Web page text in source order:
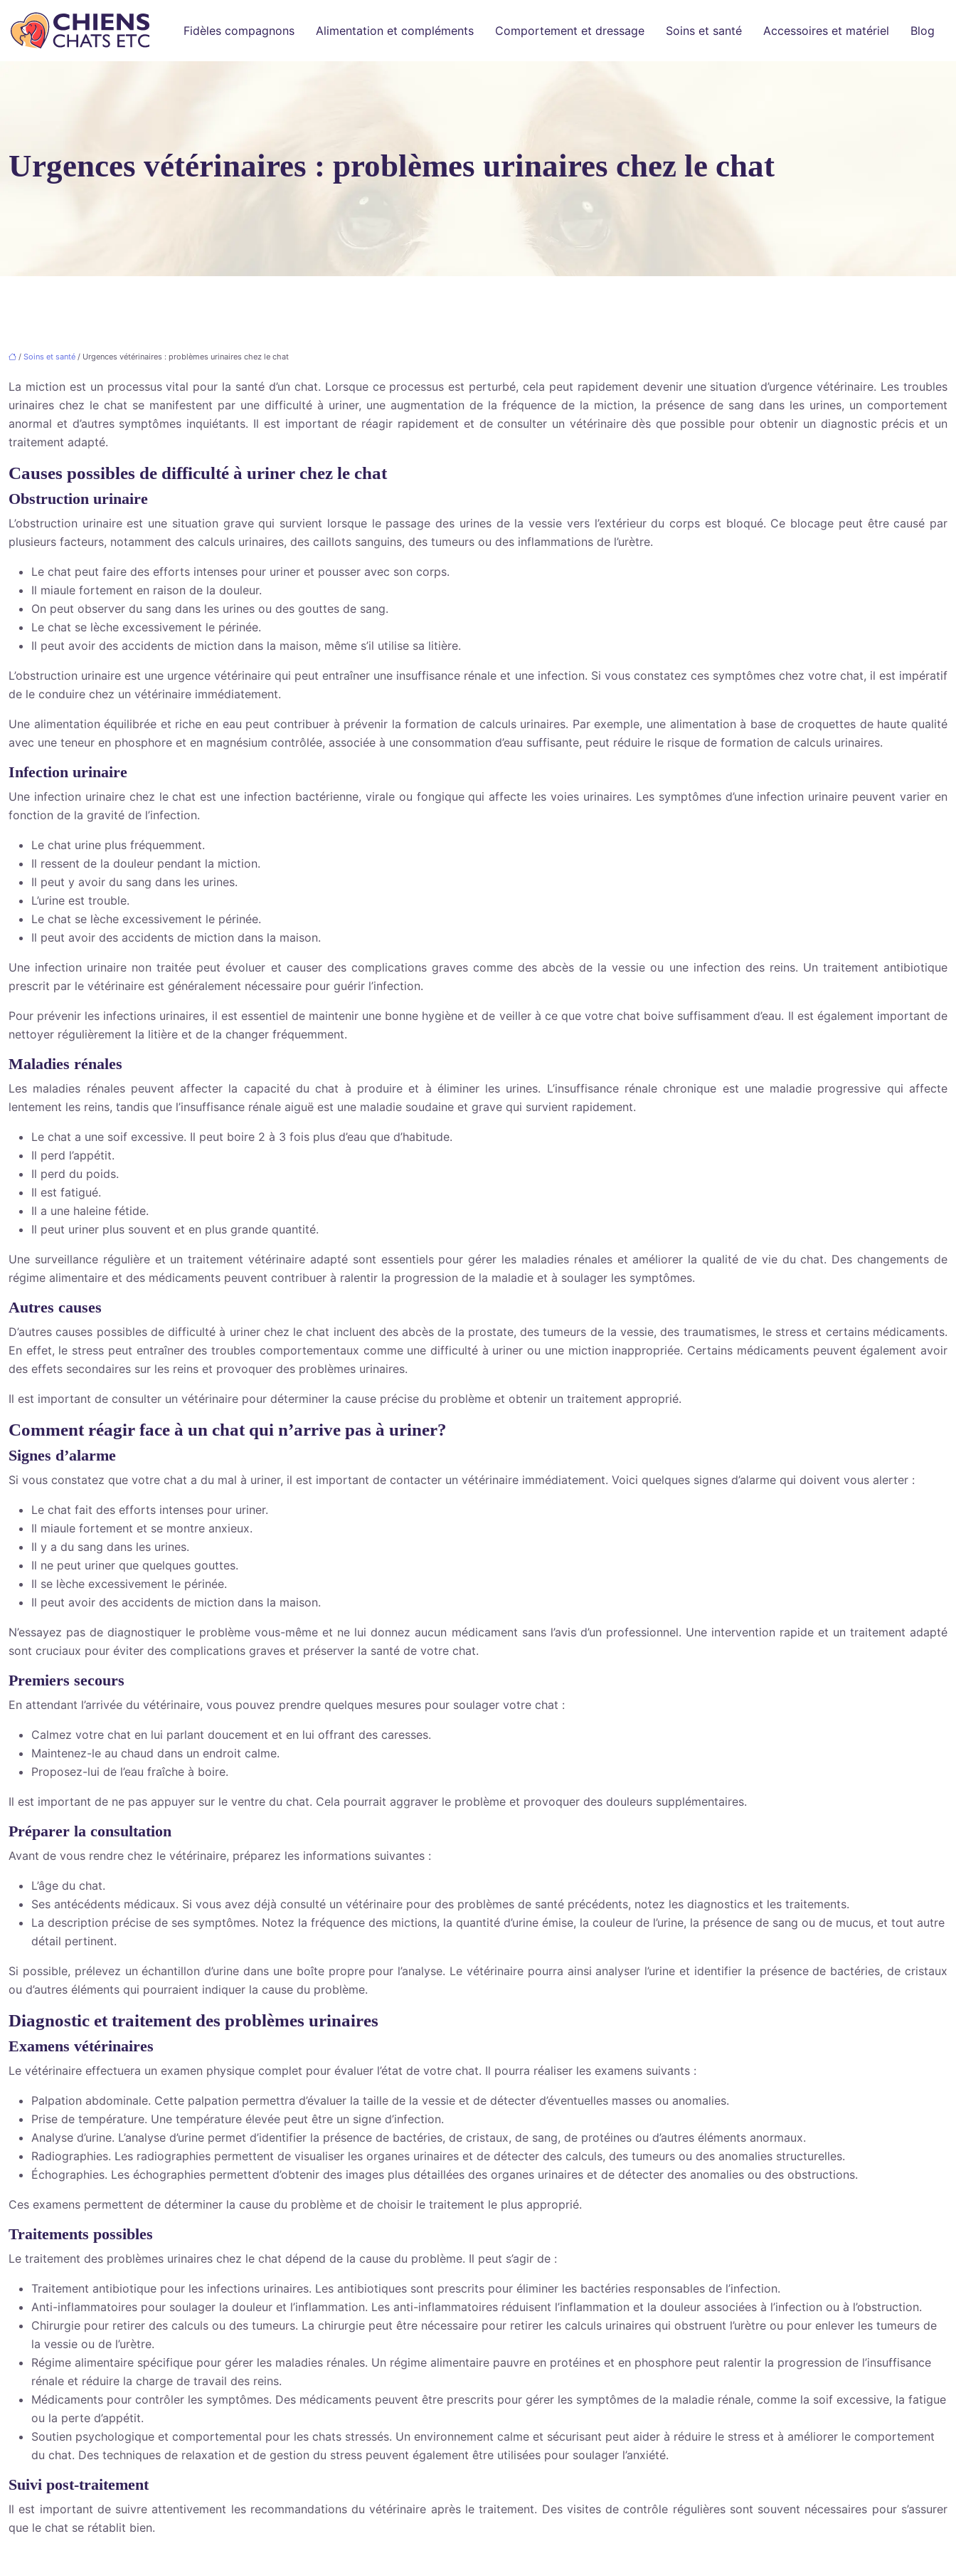
Fidèles compagnons Alimentation et compléments Comportement et dressage Soins et santé Accessoires et matériel Blog
Urgences vétérinaires : problèmes urinaires chez le chat
/ Soins et santé / Urgences vétérinaires : problèmes urinaires chez le chat
La miction est un processus vital pour la santé d’un chat. Lorsque ce processus est perturbé, cela peut rapidement devenir une situation d’urgence vétérinaire. Les troubles
urinaires chez le chat se manifestent par une difficulté à uriner, une augmentation de la fréquence de la miction, la présence de sang dans les urines, un comportement
anormal et d’autres symptômes inquiétants. Il est important de réagir rapidement et de consulter un vétérinaire dès que possible pour obtenir un diagnostic précis et un
traitement adapté.
Causes possibles de difficulté à uriner chez le chat
Obstruction urinaire
L’obstruction urinaire est une situation grave qui survient lorsque le passage des urines de la vessie vers l’extérieur du corps est bloqué. Ce blocage peut être causé par
plusieurs facteurs, notamment des calculs urinaires, des caillots sanguins, des tumeurs ou des inflammations de l’urètre.
Le chat peut faire des efforts intenses pour uriner et pousser avec son corps.
Il miaule fortement en raison de la douleur.
On peut observer du sang dans les urines ou des gouttes de sang.
Le chat se lèche excessivement le périnée.
Il peut avoir des accidents de miction dans la maison, même s’il utilise sa litière.
L’obstruction urinaire est une urgence vétérinaire qui peut entraîner une insuffisance rénale et une infection. Si vous constatez ces symptômes chez votre chat, il est impératif
de le conduire chez un vétérinaire immédiatement.
Une alimentation équilibrée et riche en eau peut contribuer à prévenir la formation de calculs urinaires. Par exemple, une alimentation à base de croquettes de haute qualité
avec une teneur en phosphore et en magnésium contrôlée, associée à une consommation d’eau suffisante, peut réduire le risque de formation de calculs urinaires.
Infection urinaire
Une infection urinaire chez le chat est une infection bactérienne, virale ou fongique qui affecte les voies urinaires. Les symptômes d’une infection urinaire peuvent varier en
fonction de la gravité de l’infection.
Le chat urine plus fréquemment.
Il ressent de la douleur pendant la miction.
Il peut y avoir du sang dans les urines.
L’urine est trouble.
Le chat se lèche excessivement le périnée.
Il peut avoir des accidents de miction dans la maison.
Une infection urinaire non traitée peut évoluer et causer des complications graves comme des abcès de la vessie ou une infection des reins. Un traitement antibiotique
prescrit par le vétérinaire est généralement nécessaire pour guérir l’infection.
Pour prévenir les infections urinaires, il est essentiel de maintenir une bonne hygiène et de veiller à ce que votre chat boive suffisamment d’eau. Il est également important de
nettoyer régulièrement la litière et de la changer fréquemment.
Maladies rénales
Les maladies rénales peuvent affecter la capacité du chat à produire et à éliminer les urines. L’insuffisance rénale chronique est une maladie progressive qui affecte
lentement les reins, tandis que l’insuffisance rénale aiguë est une maladie soudaine et grave qui survient rapidement.
Le chat a une soif excessive. Il peut boire 2 à 3 fois plus d’eau que d’habitude.
Il perd l’appétit.
Il perd du poids.
Il est fatigué.
Il a une haleine fétide.
Il peut uriner plus souvent et en plus grande quantité.
Une surveillance régulière et un traitement vétérinaire adapté sont essentiels pour gérer les maladies rénales et améliorer la qualité de vie du chat. Des changements de
régime alimentaire et des médicaments peuvent contribuer à ralentir la progression de la maladie et à soulager les symptômes.
Autres causes
D’autres causes possibles de difficulté à uriner chez le chat incluent des abcès de la prostate, des tumeurs de la vessie, des traumatismes, le stress et certains médicaments.
En effet, le stress peut entraîner des troubles comportementaux comme une difficulté à uriner ou une miction inappropriée. Certains médicaments peuvent également avoir
des effets secondaires sur les reins et provoquer des problèmes urinaires.
Il est important de consulter un vétérinaire pour déterminer la cause précise du problème et obtenir un traitement approprié.
Comment réagir face à un chat qui n’arrive pas à uriner?
Signes d’alarme
Si vous constatez que votre chat a du mal à uriner, il est important de contacter un vétérinaire immédiatement. Voici quelques signes d’alarme qui doivent vous alerter :
Le chat fait des efforts intenses pour uriner.
Il miaule fortement et se montre anxieux.
Il y a du sang dans les urines.
Il ne peut uriner que quelques gouttes.
Il se lèche excessivement le périnée.
Il peut avoir des accidents de miction dans la maison.
N’essayez pas de diagnostiquer le problème vous-même et ne lui donnez aucun médicament sans l’avis d’un professionnel. Une intervention rapide et un traitement adapté
sont cruciaux pour éviter des complications graves et préserver la santé de votre chat.
Premiers secours
En attendant l’arrivée du vétérinaire, vous pouvez prendre quelques mesures pour soulager votre chat :
Calmez votre chat en lui parlant doucement et en lui offrant des caresses.
Maintenez-le au chaud dans un endroit calme.
Proposez-lui de l’eau fraîche à boire.
Il est important de ne pas appuyer sur le ventre du chat. Cela pourrait aggraver le problème et provoquer des douleurs supplémentaires.
Préparer la consultation
Avant de vous rendre chez le vétérinaire, préparez les informations suivantes :
L’âge du chat.
Ses antécédents médicaux. Si vous avez déjà consulté un vétérinaire pour des problèmes de santé précédents, notez les diagnostics et les traitements.
La description précise de ses symptômes. Notez la fréquence des mictions, la quantité d’urine émise, la couleur de l’urine, la présence de sang ou de mucus, et tout autre
détail pertinent.
Si possible, prélevez un échantillon d’urine dans une boîte propre pour l’analyse. Le vétérinaire pourra ainsi analyser l’urine et identifier la présence de bactéries, de cristaux
ou d’autres éléments qui pourraient indiquer la cause du problème.
Diagnostic et traitement des problèmes urinaires
Examens vétérinaires
Le vétérinaire effectuera un examen physique complet pour évaluer l’état de votre chat. Il pourra réaliser les examens suivants :
Palpation abdominale. Cette palpation permettra d’évaluer la taille de la vessie et de détecter d’éventuelles masses ou anomalies.
Prise de température. Une température élevée peut être un signe d’infection.
Analyse d’urine. L’analyse d’urine permet d’identifier la présence de bactéries, de cristaux, de sang, de protéines ou d’autres éléments anormaux.
Radiographies. Les radiographies permettent de visualiser les organes urinaires et de détecter des calculs, des tumeurs ou des anomalies structurelles.
Échographies. Les échographies permettent d’obtenir des images plus détaillées des organes urinaires et de détecter des anomalies ou des obstructions.
Ces examens permettent de déterminer la cause du problème et de choisir le traitement le plus approprié.
Traitements possibles
Le traitement des problèmes urinaires chez le chat dépend de la cause du problème. Il peut s’agir de :
Traitement antibiotique pour les infections urinaires. Les antibiotiques sont prescrits pour éliminer les bactéries responsables de l’infection.
Anti-inflammatoires pour soulager la douleur et l’inflammation. Les anti-inflammatoires réduisent l’inflammation et la douleur associées à l’infection ou à l’obstruction.
Chirurgie pour retirer des calculs ou des tumeurs. La chirurgie peut être nécessaire pour retirer les calculs urinaires qui obstruent l’urètre ou pour enlever les tumeurs de
la vessie ou de l’urètre.
Régime alimentaire spécifique pour gérer les maladies rénales. Un régime alimentaire pauvre en protéines et en phosphore peut ralentir la progression de l’insuffisance
rénale et réduire la charge de travail des reins.
Médicaments pour contrôler les symptômes. Des médicaments peuvent être prescrits pour gérer les symptômes de la maladie rénale, comme la soif excessive, la fatigue
ou la perte d’appétit.
Soutien psychologique et comportemental pour les chats stressés. Un environnement calme et sécurisant peut aider à réduire le stress et à améliorer le comportement
du chat. Des techniques de relaxation et de gestion du stress peuvent également être utilisées pour soulager l’anxiété.
Suivi post-traitement
Il est important de suivre attentivement les recommandations du vétérinaire après le traitement. Des visites de contrôle régulières sont souvent nécessaires pour s’assurer
que le chat se rétablit bien.